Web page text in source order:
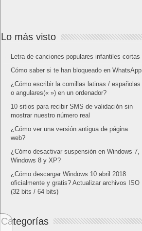
Lo más visto
Letra de canciones populares infantiles cortas
Cómo saber si te han bloqueado en WhatsApp
¿Cómo escribir la comillas latinas / españolas
o angulares(« ») en un ordenador?
10 sitios para recibir SMS de validación sin
mostrar nuestro número real
¿Cómo ver una versión antigua de página
web?
¿Cómo desactivar suspensión en Windows 7,
Windows 8 y XP?
¿Cómo descargar Windows 10 abril 2018
oficialmente y gratis? Actualizar archivos ISO
(32 bits / 64 bits)
Categorías